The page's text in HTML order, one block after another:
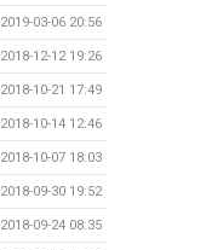
2019-03-06 20:56
2018-12-12 19:26
2018-10-21 17:49
2018-10-14 12:46
2018-10-07 18:03
2018-09-30 19:52
2018-09-24 08:35